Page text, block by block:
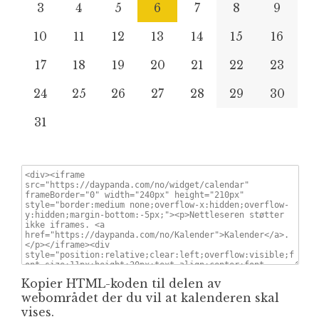
3
4 5 6 7 8
9
10
11 12 13 14 15
16
17
18 19 20 21 22
23
24
25 26 27 28 29
30
31
Kopier HTML-koden til delen av
webområdet der du vil at kalenderen skal
vises.